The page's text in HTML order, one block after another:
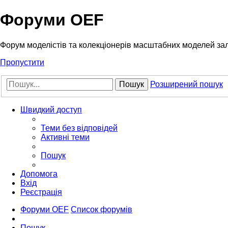
Форуми OEF
Форум моделістів та колекціонерів масштабних моделей
Пропустити
Пошук Розширений пошук
Швидкий доступ
Теми без відповідей
Активні теми
Пошук
Допомога
Вхід
Реєстрація
Форуми OEF Список форумів